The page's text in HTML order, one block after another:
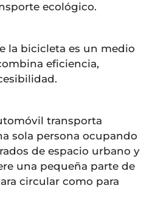
ecológico.
la bicicleta es un medio
eficiencia,
transporta
sola persona ocupando
de espacio urbano y
una pequeña parte de
circular como para